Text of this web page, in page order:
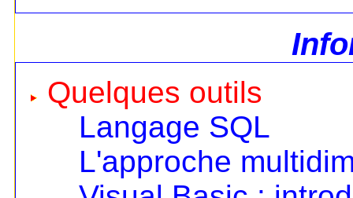
Quelques outils
Langage SQL
L'approche